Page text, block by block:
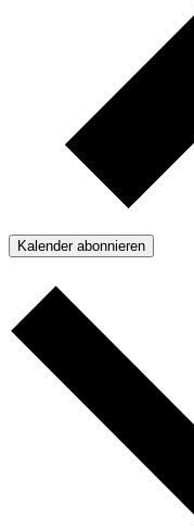
Kalender abonnieren